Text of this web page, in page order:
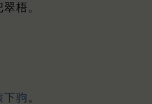
梧。
下驹 。